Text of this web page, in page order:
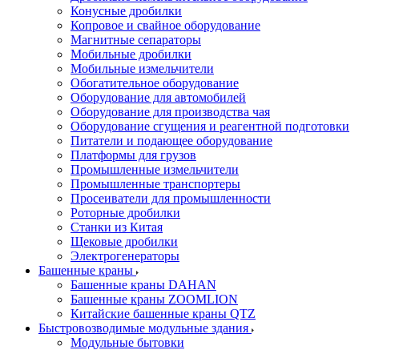
Конусные дробилки
Копровое и свайное оборудование
Магнитные сепараторы
Мобильные дробилки
Мобильные измельчители
Обогатительное оборудование
Оборудование для автомобилей
Оборудование для производства чая
Оборудование сгущения и реагентной подготовки
Питатели и подающее оборудование
Платформы для грузов
Промышленные измельчители
Промышленные транспортеры
Просеиватели для промышленности
Роторные дробилки
Станки из Китая
Щековые дробилки
Электрогенераторы
Башенные краны
Башенные краны DAHAN
Башенные краны ZOOMLION
Китайские башенные краны QTZ
Быстровозводимые модульные здания
Модульные бытовки